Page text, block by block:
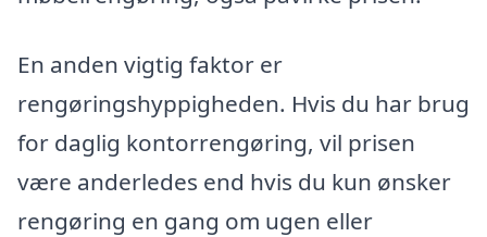
En anden vigtig faktor er
rengøringshyppigheden. Hvis du har brug
for daglig kontorrengøring, vil prisen
være anderledes end hvis du kun ønsker
rengøring en gang om ugen eller